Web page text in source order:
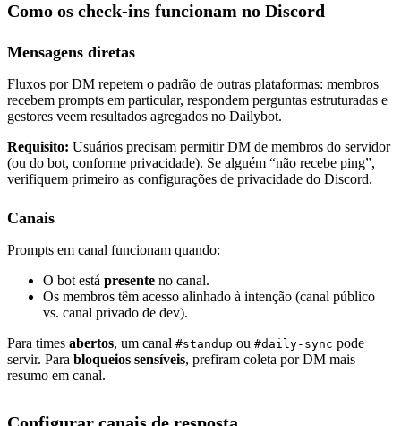
Como os check-ins funcionam no Discord
Mensagens diretas
Fluxos por DM repetem o padrão de outras plataformas: membros
recebem prompts em particular, respondem perguntas estruturadas e
gestores veem resultados agregados no Dailybot.
Requisito: Usuários precisam permitir DM de membros do servidor
(ou do bot, conforme privacidade). Se alguém “não recebe ping”,
verifiquem primeiro as configurações de privacidade do Discord.
Canais
Prompts em canal funcionam quando:
O bot está presente no canal.
Os membros têm acesso alinhado à intenção (canal público
vs. canal privado de dev).
Para times abertos, um canal #standup ou #daily-sync pode
servir. Para bloqueios sensíveis, prefiram coleta por DM mais
resumo em canal.